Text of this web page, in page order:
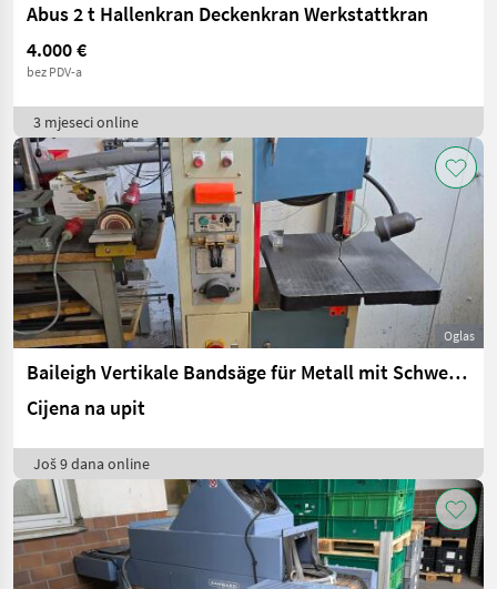
Abus 2 t Hallenkran Deckenkran Werkstattkran
4.000 €
bez PDV-a
3 mjeseci online
Oglas
Baileigh Vertikale Bandsäge für Metall mit Schweißapparat
Cijena na upit
Još 9 dana online